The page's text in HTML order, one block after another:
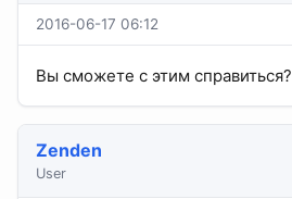
2016-06-17 06:12
Вы сможете с этим справиться?
Zenden
User